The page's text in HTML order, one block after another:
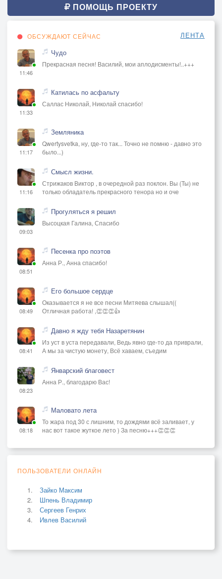
ПОМОЩЬ ПРОЕКТУ
ОБСУЖДАЮТ СЕЙЧАС ЛЕНТА
11:46
Чудо
Прекрасная песня! Василий, мои аплодисменты!..+++
11:33
Катилась по асфальту
Саллас Николай, Николай спасибо!
11:17
Земляника
Qwertysvetka, ну, где-то так... Точно не помню - давно это
было...)
11:16
Смысл жизни.
Стрижаков Виктор , в очередной раз поклон. Вы (Ты) не
только обладатель прекрасного тенора но и оче
09:03
Прогуляться я решил
Высоцкая Галина, Спасибо
08:51
Песенка про поэтов
Анна Р., Анна спасибо!
08:49
Его большое сердце
Оказывается я не все песни Митяева слышал((
Отличная работа! ,👏👏👏👍
08:41
Давно я жду тебя Назаретянин
Из уст в уста передавали, Ведь явно где-то да приврали,
А мы за чистую монету, Всё хаваем, съедим
08:23
Январский благовест
Анна Р., благодарю Вас!
08:18
Маловато лета
То жара под 30 с лишним, то дождями всё заливает, у
нас вот такое жуткое лето ) За песню+++👏👏👏
ПОЛЬЗОВАТЕЛИ ОНЛАЙН
Зайко Максим
Шпень Владимир
Сергеев Генрих
Ивлев Василий